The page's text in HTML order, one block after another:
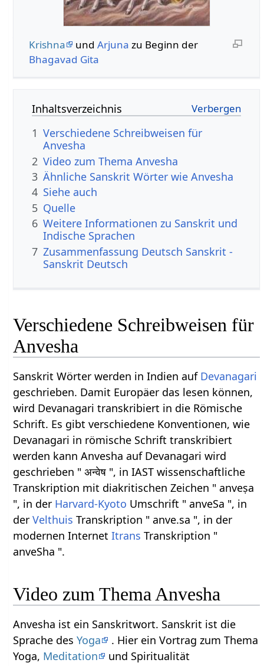
Krishna und Arjuna zu Beginn der
Bhagavad Gita
Inhaltsverzeichnis
1 Verschiedene Schreibweisen für
Anvesha
2 Video zum Thema Anvesha
3 Ähnliche Sanskrit Wörter wie Anvesha
4 Siehe auch
5 Quelle
6 Weitere Informationen zu Sanskrit und
Indische Sprachen
7 Zusammenfassung Deutsch Sanskrit -
Sanskrit Deutsch
Verschiedene Schreibweisen für
Anvesha
Sanskrit Wörter werden in Indien auf Devanagari
geschrieben. Damit Europäer das lesen können,
wird Devanagari transkribiert in die Römische
Schrift. Es gibt verschiedene Konventionen, wie
Devanagari in römische Schrift transkribiert
werden kann Anvesha auf Devanagari wird
geschrieben " अन्वेष ", in IAST wissenschaftliche
Transkription mit diakritischen Zeichen " anveṣa
", in der Harvard-Kyoto Umschrift " anveSa ", in
derVelthuis Transkription " anve.sa ", in der
modernen InternetItrans Transkription "
anveSha ".
Video zum Thema Anvesha
Anvesha ist ein Sanskritwort. Sanskrit ist die
Sprache desYoga
. Hier ein Vortrag zum Thema
Yoga, Meditation und Spiritualität